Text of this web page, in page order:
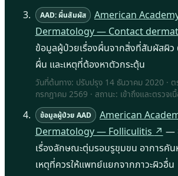
AAD: ผื่นสัมผัส
American
Dermatology — Contact
ข้อมูลผู้ป่วยเรื่องผื่นจากสิ่งที่สัมผัสผิว
ผื่น และเหตุที่ต้องหาตัวกระตุ้น
วันที่ต้นทาง: ปรับปรุง 14 ธันวาคม 2020 · ต
กรกฎาคม 2569 · สถานะ: เข้าถึงและตรวจเ
ข้อมูลผู้ป่วย AAD
American
Dermatology — Folliculitis ↗ —
เรื่องลักษณะตุ่มรอบรูขุมขน อาการคัน
เหตุที่ควรให้แพทย์แยกจากภาวะผิวอื่น